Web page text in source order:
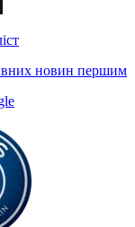
новин першим